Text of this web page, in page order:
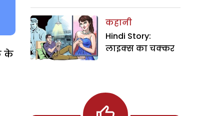
के
कहानी
Hindi Story:
लाइक्स का चक्कर